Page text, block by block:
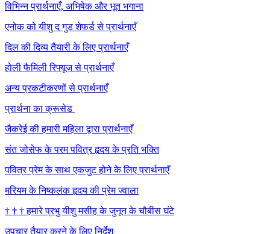
विभिन्न प्रार्थनाएँ, अभिषेक और भूत भगाना
एनोक को यीशु द गुड शेफर्ड से प्रार्थनाएँ
दिल की दिव्य तैयारी के लिए प्रार्थनाएँ
होली फैमिली रिफ्यूज से प्रार्थनाएँ
अन्य प्रकटीकरणों से प्रार्थनाएँ
प्रार्थना का क्रूसेड
जैकरेई की हमारी महिला द्वारा प्रार्थनाएँ
संत जोसेफ के परम पवित्र हृदय के प्रति भक्ति
पवित्र प्रेम के साथ एकजुट होने के लिए प्रार्थनाएँ
मरियम के निष्कलंक हृदय की प्रेम ज्वाला
† † † हमारे प्रभु यीशु मसीह के जुनून के चौबीस घंटे
उपचार तैयार करने के लिए निर्देश